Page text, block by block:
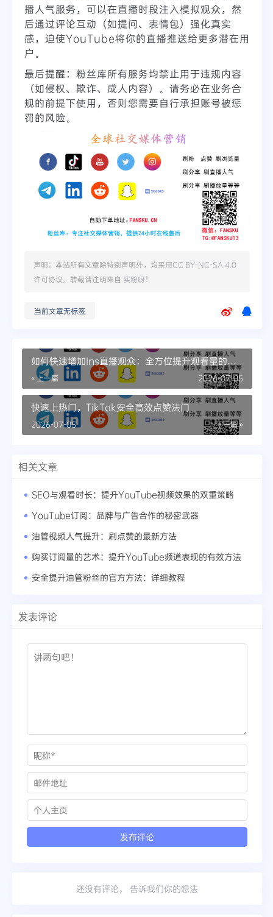
播人气服务，可以在直播时段注入模拟观众，然
后通过评论互动（如提问、表情包）强化真实
感，迫使YouTube将你的直播推送给更多潜在用
户。
最后提醒：粉丝库所有服务均禁止用于违规内容
（如侵权、欺诈、成人内容）。请务必在业务合
规的前提下使用，否则您需要自行承担账号被惩
罚的风险。
声明：本站所有文章除特别声明外，均采用CC BY-NC-SA 4.0
许可协议。转载请注明来自 买粉呀！
当前文章无标签
如何快速增加Ins直播观众：全方位提升观看量的技
巧
« 上一篇 2026-07-05
快速上热门，TikTok安全高效点赞法门
下一篇 »
2026-07-05
相关文章
SEO与观看时长：提升YouTube视频效果的双重策略
YouTube订阅：品牌与广告合作的秘密武器
油管视频人气提升：刷点赞的最新方法
购买订阅量的艺术：提升YouTube频道表现的有效方法
安全提升油管粉丝的官方方法：详细教程
发表评论
还没有评论， 告诉我们你的想法